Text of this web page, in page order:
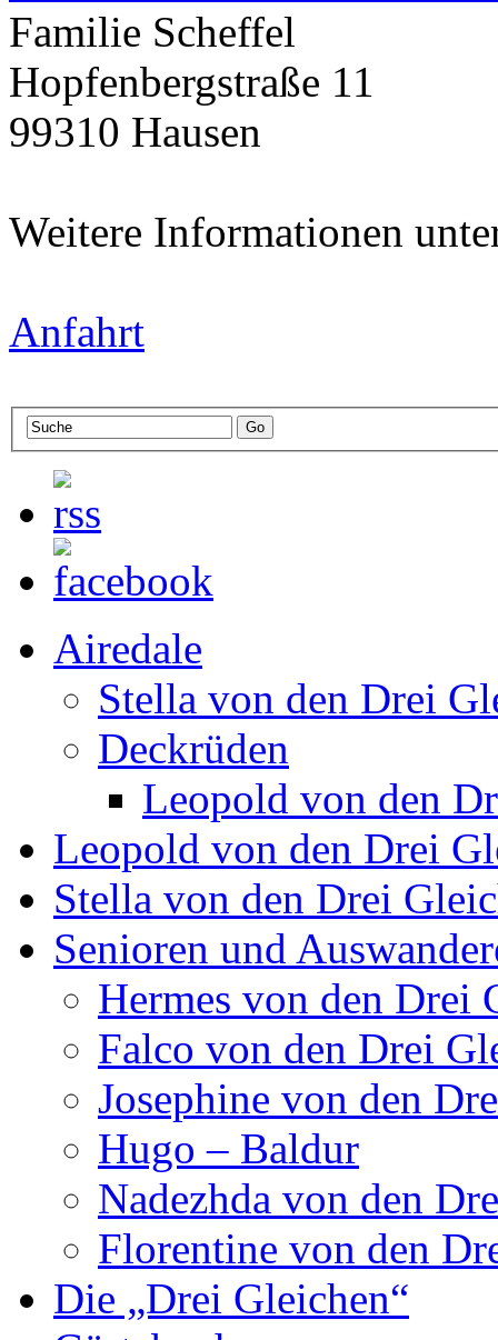
Familie Scheffel
Hopfenbergstraße 11
99310 Hausen
Weitere Informationen
Anfahrt
Airedale
Stella von den Drei
Deckrüden
Leopold von den
Leopold von den Drei
Stella von den Drei
Senioren und
Hermes von den Drei
Falco von den Drei
Josephine von den
Hugo – Baldur
Nadezhda von den
Florentine von den
Die „Drei Gleichen“